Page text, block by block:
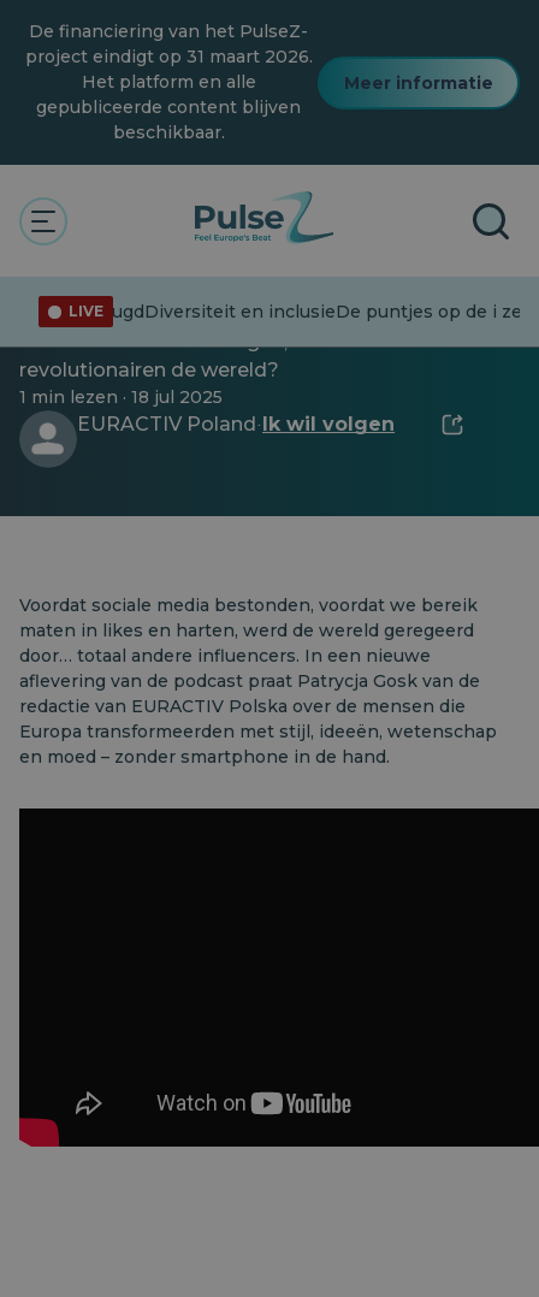
naar
hoofdinhoud
De financiering van het PulseZ-
project eindigt op 31 maart 2026.
Het platform en alle
gepubliceerde content blijven
beschikbaar.
Meer informatie
LIVEJeugdDiversiteit en inclusieDe puntjes op de i
Cultureel erfgoed
Euroinfluencers uit het
verleden [PODCAST]
Hoe veranderden koningen, kunstenaars en
revolutionairen de wereld?
1 min lezen · 18 jul 2025
EURACTIV Poland· Ik wil volgen
Voordat sociale media bestonden, voordat we bereik
maten in likes en harten, werd de wereld geregeerd
door… totaal andere influencers. In een nieuwe
aflevering van de podcast praat Patrycja Gosk van de
redactie van EURACTIV Polska over de mensen die
Europa transformeerden met stijl, ideeën, wetenschap
en moed – zonder smartphone in de hand.